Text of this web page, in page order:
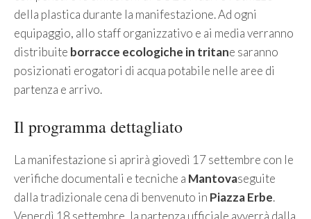
della plastica durante la manifestazione. Ad ogni
equipaggio, allo staff organizzativo e ai media verranno
distribuite borracce ecologiche in tritane saranno
posizionati erogatori di acqua potabile nelle aree di
partenza e arrivo.
Il programma dettagliato
La manifestazione si aprirà giovedì 17 settembre con le
verifiche documentali e tecniche a Mantovaseguite
dalla tradizionale cena di benvenuto in Piazza Erbe.
Venerdì 18 settembre, la partenza ufficiale avverrà dalla